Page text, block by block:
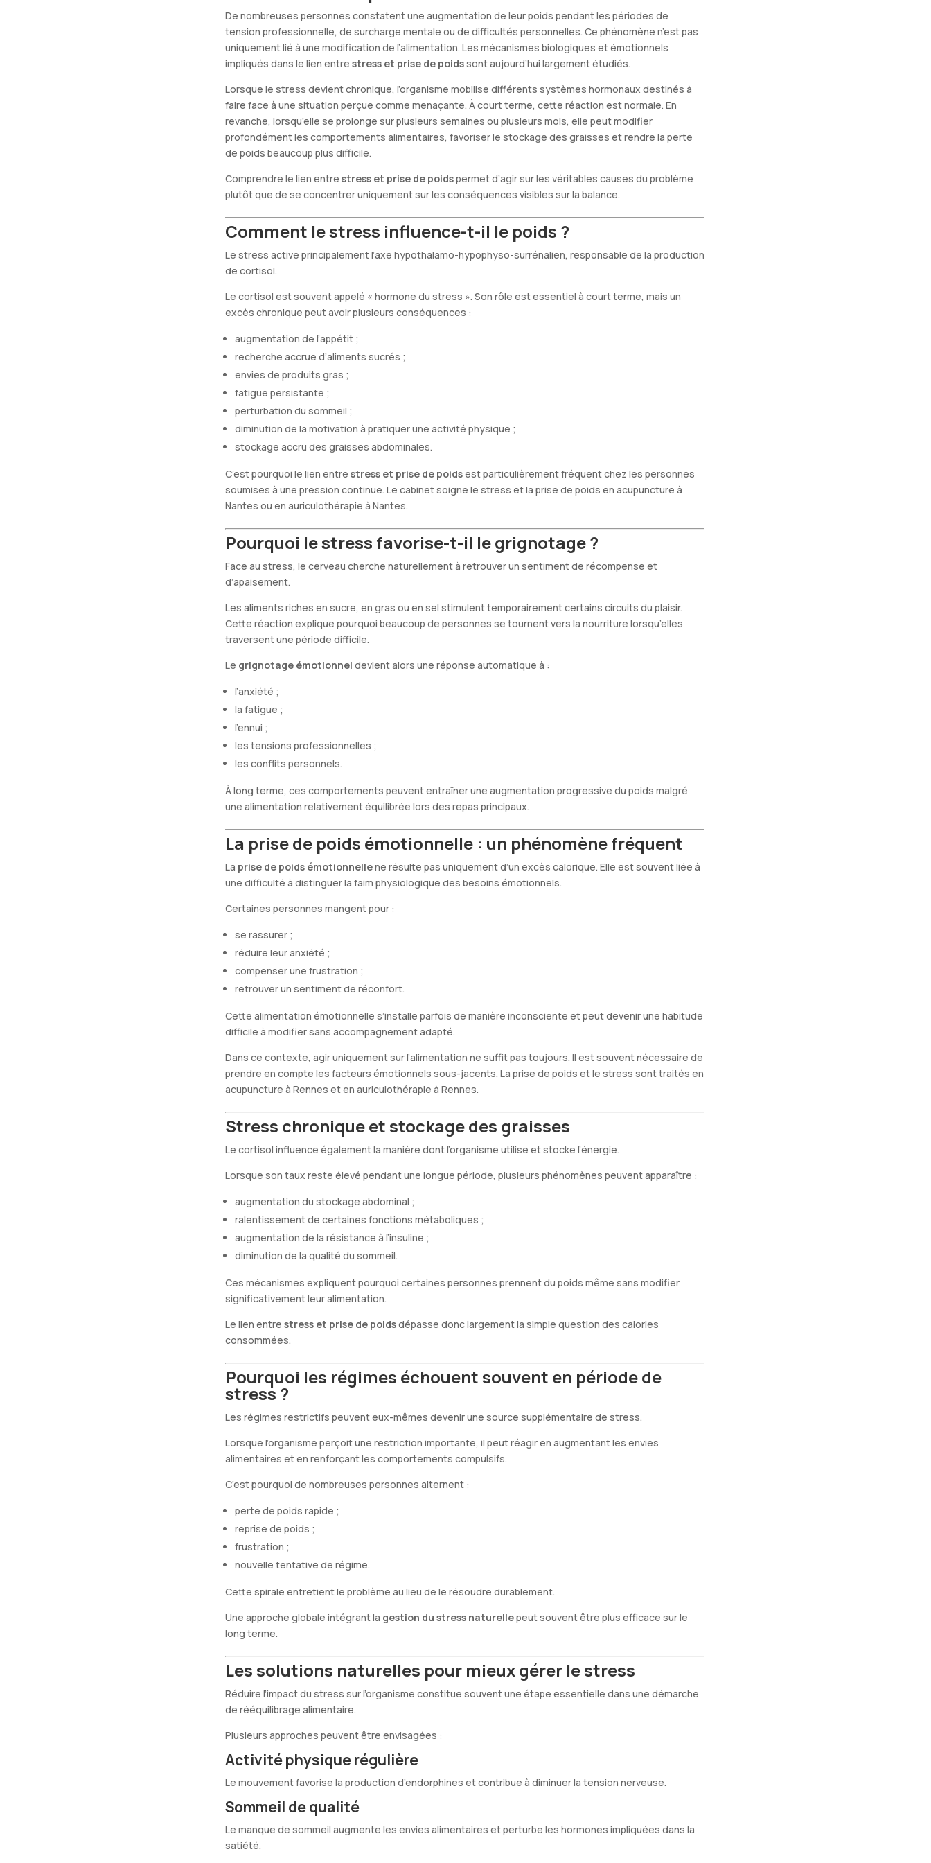
De nombreuses personnes constatent une augmentation de leur poids pendant les périodes de
tension professionnelle, de surcharge mentale ou de difficultés personnelles. Ce phénomène n’est pas
uniquement lié à une modification de l’alimentation. Les mécanismes biologiques et émotionnels
impliqués dans le lien entre stress et prise de poidssont aujourd’hui largement étudiés.
Lorsque le stress devient chronique, l’organisme mobilise différents systèmes hormonaux destinés à
faire face à une situation perçue comme menaçante. À court terme, cette réaction est normale. En
revanche, lorsqu’elle se prolonge sur plusieurs semaines ou plusieurs mois, elle peut modifier
profondément les comportements alimentaires, favoriser le stockage des graisses et rendre la perte
de poids beaucoup plus difficile.
Comprendre le lien entre stress et prise de poidspermet d’agir sur les véritables causes du problème
plutôt que de se concentrer uniquement sur les conséquences visibles sur la balance.
Comment le stress influence-t-il le poids ?
Le stress active principalement l’axe hypothalamo-hypophyso-surrénalien, responsable de la production
de cortisol.
Le cortisol est souvent appelé « hormone du stress ». Son rôle est essentiel à court terme, mais un
excès chronique peut avoir plusieurs conséquences :
augmentation de l’appétit ;
recherche accrue d’aliments sucrés ;
envies de produits gras ;
fatigue persistante ;
perturbation du sommeil ;
diminution de la motivation à pratiquer une activité physique ;
stockage accru des graisses abdominales.
C’est pourquoi le lien entre stress et prise de poidsest particulièrement fréquent chez les personnes
soumises à une pression continue. Le cabinet soigne le stress et la prise de poids en acupuncture à
Nantes ou en auriculothérapie à Nantes.
Pourquoi le stress favorise-t-il le grignotage ?
Face au stress, le cerveau cherche naturellement à retrouver un sentiment de récompense et
d’apaisement.
Les aliments riches en sucre, en gras ou en sel stimulent temporairement certains circuits du plaisir.
Cette réaction explique pourquoi beaucoup de personnes se tournent vers la nourriture lorsqu’elles
traversent une période difficile.
Le grignotage émotionnel devient alors une réponse automatique à :
l’anxiété ;
la fatigue ;
l’ennui ;
les tensions professionnelles ;
les conflits personnels.
À long terme, ces comportements peuvent entraîner une augmentation progressive du poids malgré
une alimentation relativement équilibrée lors des repas principaux.
La prise de poids émotionnelle : un phénomène fréquent
La prise de poids émotionnellene résulte pas uniquement d’un excès calorique. Elle est souvent liée à
une difficulté à distinguer la faim physiologique des besoins émotionnels.
Certaines personnes mangent pour :
se rassurer ;
réduire leur anxiété ;
compenser une frustration ;
retrouver un sentiment de réconfort.
Cette alimentation émotionnelle s’installe parfois de manière inconsciente et peut devenir une habitude
difficile à modifier sans accompagnement adapté.
Dans ce contexte, agir uniquement sur l’alimentation ne suffit pas toujours. Il est souvent nécessaire de
prendre en compte les facteurs émotionnels sous-jacents. La prise de poids et le stress sont traités en
acupuncture à Rennes et en auriculothérapie à Rennes.
Stress chronique et stockage des graisses
Le cortisol influence également la manière dont l’organisme utilise et stocke l’énergie.
Lorsque son taux reste élevé pendant une longue période, plusieurs phénomènes peuvent apparaître :
augmentation du stockage abdominal ;
ralentissement de certaines fonctions métaboliques ;
augmentation de la résistance à l’insuline ;
diminution de la qualité du sommeil.
Ces mécanismes expliquent pourquoi certaines personnes prennent du poids même sans modifier
significativement leur alimentation.
Le lien entre stress et prise de poidsdépasse donc largement la simple question des calories
consommées.
Pourquoi les régimes échouent souvent en période de
stress ?
Les régimes restrictifs peuvent eux-mêmes devenir une source supplémentaire de stress.
Lorsque l’organisme perçoit une restriction importante, il peut réagir en augmentant les envies
alimentaires et en renforçant les comportements compulsifs.
C’est pourquoi de nombreuses personnes alternent :
perte de poids rapide ;
reprise de poids ;
frustration ;
nouvelle tentative de régime.
Cette spirale entretient le problème au lieu de le résoudre durablement.
Une approche globale intégrant la gestion du stress naturellepeut souvent être plus efficace sur le
long terme.
Les solutions naturelles pour mieux gérer le stress
Réduire l’impact du stress sur l’organisme constitue souvent une étape essentielle dans une démarche
de rééquilibrage alimentaire.
Plusieurs approches peuvent être envisagées :
Activité physique régulière
Le mouvement favorise la production d’endorphines et contribue à diminuer la tension nerveuse.
Sommeil de qualité
Le manque de sommeil augmente les envies alimentaires et perturbe les hormones impliquées dans la
satiété.